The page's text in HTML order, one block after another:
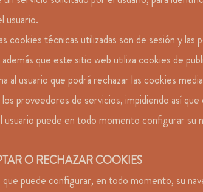
usuario.
cookies técnicas utilizadas son de sesión y
que este sitio web utiliza cookies de
al usuario que podrá rechazar las cookies
los proveedores de servicios, impidiendo así
puede en todo momento configurar su
O RECHAZAR COOKIES
puede configurar, en todo momento, su